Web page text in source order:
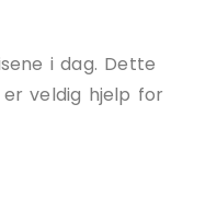
i dag. Dette
veldig hjelp for